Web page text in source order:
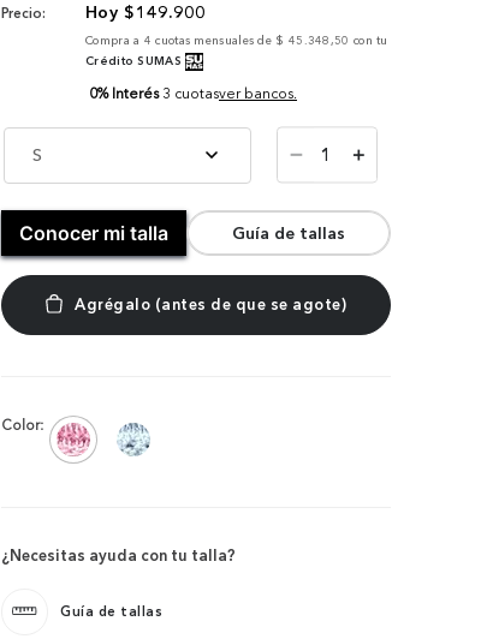
Precio: $149.900
Compra a 4 cuotas mensuales de $ 45.348,50 con tu
Crédito SUMAS
0% Interés 3 cuotasver bancos.
S ＋
－
Conocer mi talla Guía de tallas
Color:
¿Necesitas ayuda con tu talla?
Guía de tallas